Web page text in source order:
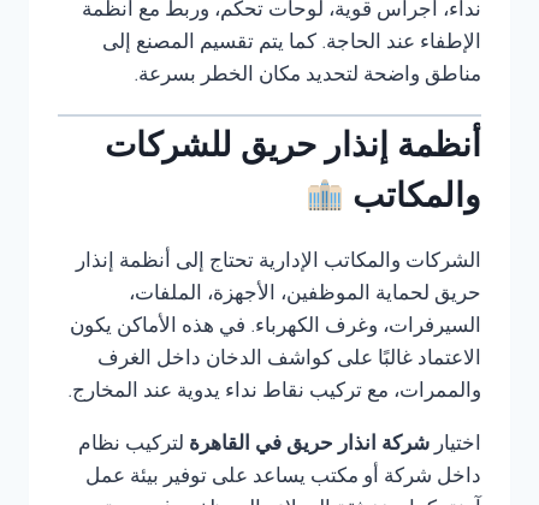
نداء، أجراس قوية، لوحات تحكم، وربط مع أنظمة
الإطفاء عند الحاجة. كما يتم تقسيم المصنع إلى
مناطق واضحة لتحديد مكان الخطر بسرعة.
أنظمة إنذار حريق للشركات
والمكاتب
الشركات والمكاتب الإدارية تحتاج إلى أنظمة إنذار
حريق لحماية الموظفين، الأجهزة، الملفات،
السيرفرات، وغرف الكهرباء. في هذه الأماكن يكون
الاعتماد غالبًا على كواشف الدخان داخل الغرف
والممرات، مع تركيب نقاط نداء يدوية عند المخارج.
اختيار شركة انذار حريق في القاهرة لتركيب نظام
داخل شركة أو مكتب يساعد على توفير بيئة عمل